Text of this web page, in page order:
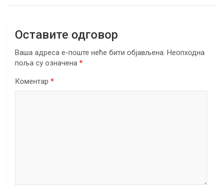
Оставите одговор
Ваша адреса е-поште неће бити објављена. Неопходна
поља су означена *
Коментар *